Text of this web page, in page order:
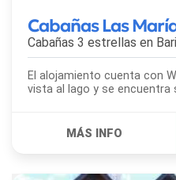
Cabañas Las
Cabañas 3 estrellas en
El alojamiento cuenta con Wi-Fi gratis, acepta mascotas,
vista al lago y se